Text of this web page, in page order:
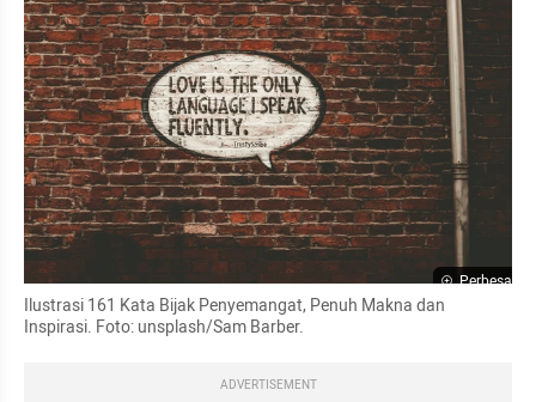
Perbesar
Ilustrasi 161 Kata Bijak Penyemangat, Penuh Makna dan
Inspirasi. Foto: unsplash/Sam Barber.
ADVERTISEMENT